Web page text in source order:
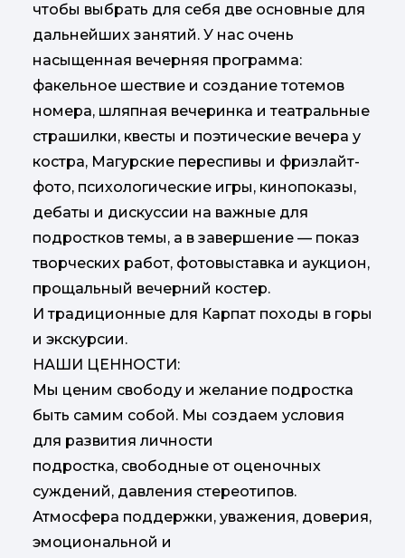
чтобы выбрать для себя две основные для
дальнейших занятий. У нас очень
насыщенная вечерняя программа:
факельное шествие и создание тотемов
номера, шляпная вечеринка и театральные
страшилки, квесты и поэтические вечера у
костра, Магурские переспивы и фризлайт-
фото, психологические игры, кинопоказы,
дебаты и дискуссии на важные для
подростков темы, а в завершение — показ
творческих работ, фотовыставка и аукцион,
прощальный вечерний костер.
И традиционные для Карпат походы в горы
и экскурсии.
НАШИ ЦЕННОСТИ:
Мы ценим свободу и желание подростка
быть самим собой. Мы создаем условия
для развития личности
подростка, свободные от оценочных
суждений, давления стереотипов.
Атмосфера поддержки, уважения, доверия,
эмоциональной и